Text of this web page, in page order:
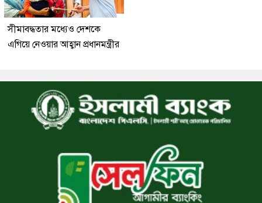
সীমাবদ্ধতার মধ্যেও দেশকে
এগিয়ে নেওয়ার আহ্বান প্রধানমন্ত্রীর